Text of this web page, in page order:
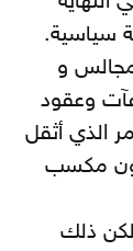
سياسية.
و
وعقود
الذي أثقل
دون مكسب
ذلك